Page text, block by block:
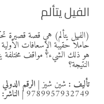
الفيل يتألم
(الفيل يتألم) هي قصة قصيرة
حاملًا حقيبة الإسعافات
هو ذلك الشيء؟ مواقف مختلفة
النتيجة؟
تأليف : شين شيز| الرقم
9789957932749
| الناشر: